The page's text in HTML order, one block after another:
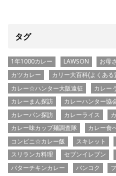
タグ
1年1000カレー LAWSON お母
カツカレー
カリー大百科(よくある
カレー☆ハンター大阪遠征
カレー
カレーまん探訪
カレーハンター協
カレーパン探訪
カレーライス
カレー味カップ麺調査隊
カレー食
コンビニ☆カレー飯
スキレット
スリランカ料理
セブンイレブン
バターチキンカレー
バンコク